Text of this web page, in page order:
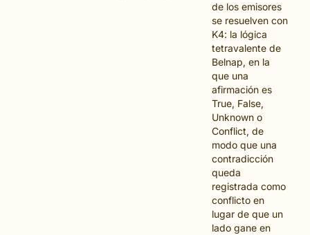
de los emisores
se resuelven con
K4: la lógica
tetravalente de
Belnap, en la
que una
afirmación es
True, False,
Unknown o
Conflict, de
modo que una
contradicción
queda
registrada como
conflicto en
lugar de que un
lado gane en